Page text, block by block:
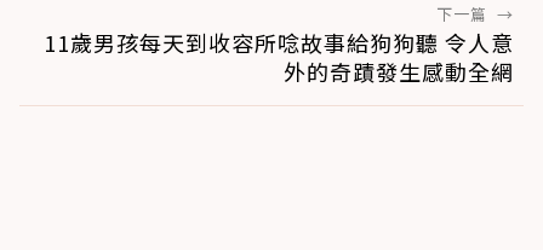
下一篇 →
11歲男孩每天到收容所唸故事給狗狗聽 令人意
外的奇蹟發生感動全網